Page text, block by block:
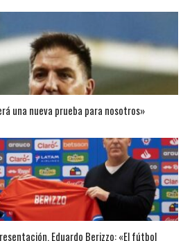
una nueva prueba para nosotros»
Eduardo Berizzo: «El fútbol